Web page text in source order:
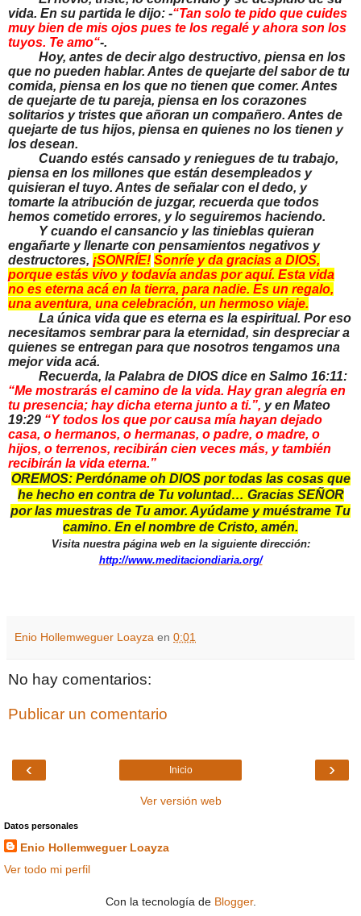
vida. En su partida le dijo: -“Tan solo te pido que cuides
muy bien de mis ojos pues te los regalé y ahora son los
tuyos. Te amo“-.
Hoy, antes de decir algo destructivo, piensa en los
que no pueden hablar. Antes de quejarte del sabor de tu
comida, piensa en los que no tienen que comer. Antes
de quejarte de tu pareja, piensa en los corazones
solitarios y tristes que añoran un compañero. Antes de
quejarte de tus hijos, piensa en quienes no los tienen y
los desean.
Cuando estés cansado y reniegues de tu trabajo,
piensa en los millones que están desempleados y
quisieran el tuyo. Antes de señalar con el dedo, y
tomarte la atribución de juzgar, recuerda que todos
hemos cometido errores, y lo seguiremos haciendo.
Y cuando el cansancio y las tinieblas quieran
engañarte y llenarte con pensamientos negativos y
destructores, ¡SONRÍE! Sonríe y da gracias a DIOS,
porque estás vivo y todavía andas por aquí. Esta vida
no es eterna acá en la tierra, para nadie. Es un regalo,
una aventura, una celebración, un hermoso viaje.
La única vida que es eterna es la espiritual. Por eso
necesitamos sembrar para la eternidad, sin despreciar a
quienes se entregan para que nosotros tengamos una
mejor vida acá.
Recuerda, la Palabra de DIOS dice en Salmo 16:11:
“Me mostrarás el camino de la vida. Hay gran alegría en
tu presencia; hay dicha eterna junto a ti.”, y en Mateo
19:29 “Y todos los que por causa mía hayan dejado
casa, o hermanos, o hermanas, o padre, o madre, o
hijos, o terrenos, recibirán cien veces más, y también
recibirán la vida eterna.”
OREMOS: Perdóname oh DIOS por todas las cosas que
he hecho en contra de Tu voluntad… Gracias SEÑOR
por las muestras de Tu amor. Ayúdame y muéstrame Tu
camino. En el nombre de Cristo, amén.
Visita nuestra página web en la siguiente dirección:
http://www.meditaciondiaria.org/
Enio Hollemweguer Loayza en 0:01
No hay comentarios:
Publicar un comentario
‹ ›
Inicio
Ver versión web
Datos personales
Enio Hollemweguer Loayza
Ver todo mi perfil
Con la tecnología de Blogger.